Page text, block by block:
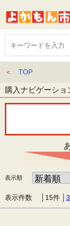
＜ TOP
購入ナビゲーショ
表示順
表示件数 │ 15件